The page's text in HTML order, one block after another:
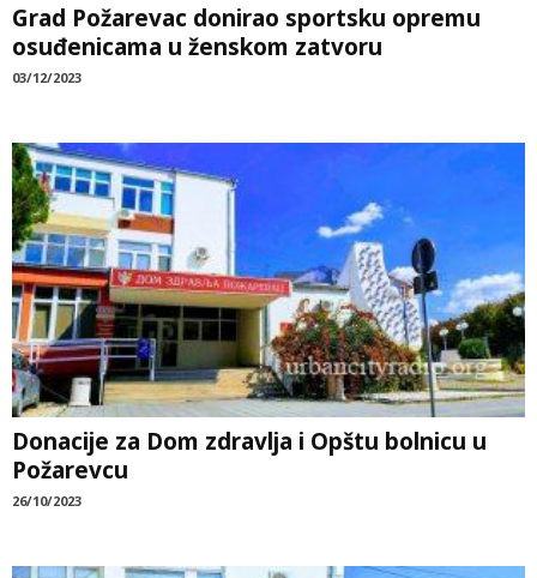
Grad Požarevac donirao sportsku opremu
osuđenicama u ženskom zatvoru
03/12/2023
Donacije za Dom zdravlja i Opštu bolnicu u
Požarevcu
26/10/2023